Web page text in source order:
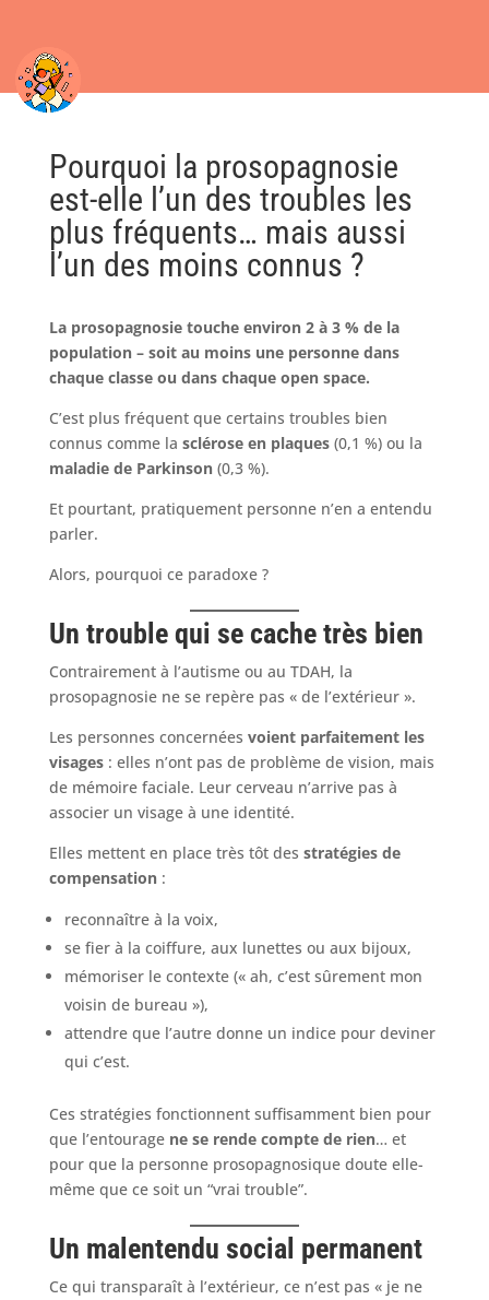
Pourquoi la prosopagnosie
est-elle l’un des troubles les
plus fréquents… mais aussi
l’un des moins connus ?
La prosopagnosie touche environ 2 à 3 % de la
population – soit au moins une personne dans
chaque classe ou dans chaque open space.
C’est plus fréquent que certains troubles bien
connus comme la sclérose en plaques(0,1 %) ou la
maladie de Parkinson(0,3 %).
Et pourtant, pratiquement personne n’en a entendu
parler.
Alors, pourquoi ce paradoxe ?
Un trouble qui se cache très bien
Contrairement à l’autisme ou au TDAH, la
prosopagnosie ne se repère pas « de l’extérieur ».
Les personnes concernées voient parfaitement les
visages: elles n’ont pas de problème de vision, mais
de mémoire faciale. Leur cerveau n’arrive pas à
associer un visage à une identité.
Elles mettent en place très tôt des stratégies de
compensation:
reconnaître à la voix,
se fier à la coiffure, aux lunettes ou aux bijoux,
mémoriser le contexte (« ah, c’est sûrement mon
voisin de bureau »),
attendre que l’autre donne un indice pour deviner
qui c’est.
Ces stratégies fonctionnent suffisamment bien pour
que l’entourage ne se rende compte de rien… et
pour que la personne prosopagnosique doute elle-
même que ce soit un “vrai trouble”.
Un malentendu social permanent
Ce qui transparaît à l’extérieur, ce n’est pas « je ne